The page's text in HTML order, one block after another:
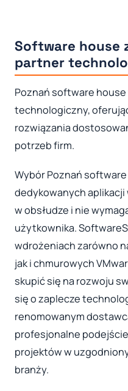
Software house
partner
Poznań software
technologiczny,
rozwiązania
potrzeb firm.
Wybór Poznań
dedykowanych
w obsłudze i nie
użytkownika.
wdrożeniach zarówno
jak i chmurowych
skupić się na rozwoju
się o zaplecze
renomowanym
profesjonalne
projektów w
branży.